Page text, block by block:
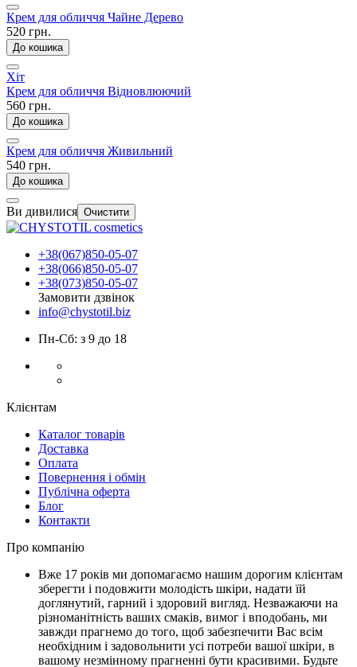
Крем для обличчя Чайне Дерево
520 грн.
До кошика
Хіт
Крем для обличчя Відновлюючий
560 грн.
До кошика
Крем для обличчя Живильний
540 грн.
До кошика
Ви дивилися Очистити
+38(067)850-05-07
+38(066)850-05-07
+38(073)850-05-07
Замовити дзвінок
info@chystotil.biz
Пн-Сб: з 9 до 18
Клієнтам
Каталог товарів
Доставка
Оплата
Повернення і обмін
Публічна оферта
Блог
Контакти
Про компанію
Вже 17 років ми допомагаємо нашим дорогим клієнтам
зберегти і подовжити молодість шкіри, надати їй
доглянутий, гарний і здоровий вигляд. Незважаючи на
різноманітність ваших смаків, вимог і вподобань, ми
завжди прагнемо до того, щоб забезпечити Вас всім
необхідним і задовольнити усі потреби вашої шкіри, в
вашому незмінному прагненні бути красивими. Будьте